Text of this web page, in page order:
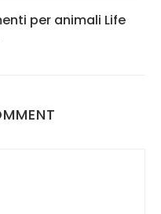
per animali Life